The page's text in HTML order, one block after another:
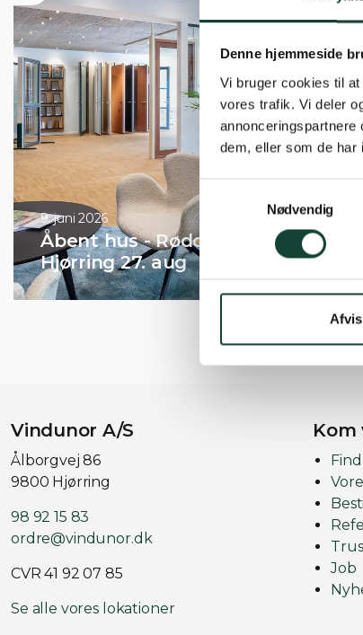
Denne hjemmeside
Vi bruger cookies til
vores trafik. Vi deler
annonceringspartnere
dem, eller som de har
Nødvendig
Afvis
9. juni 2026
Åbent hus - Rødovre 17. aug +
Hjørring 27. aug
Vindunor A/S
Ålborgvej 86
9800 Hjørring
98 92 15 83
ordre@vindunor.dk
CVR 41 92 07 85
Se alle vores lokationer
Kom
Job